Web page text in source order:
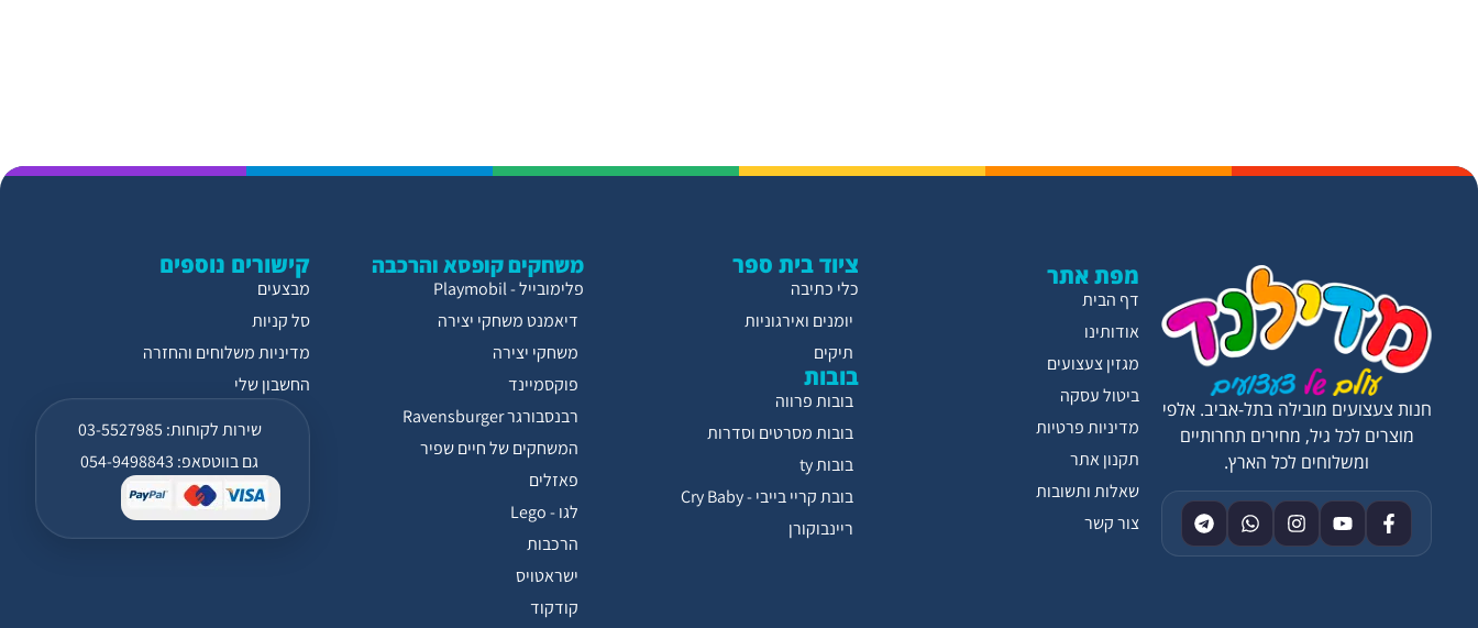
קישורים נוספים
מבצעים
סל קניות
מדיניות משלוחים והחזרה
החשבון שלי
שירות לקוחות: 03-5527985
גם בווטסאפ: 054-9498843
משחקים קופסא והרכבה
פלימובייל - Playmobil
דיאמנט משחקי יצירה
משחקי יצירה
פוקסמיינד
רבנסבורגר Ravensburger
המשחקים של חיים שפיר
פאזלים
לגו - Lego
הרכבות
ישראטויס
קודקוד
ציוד בית ספר
כלי כתיבה
יומנים ואירגוניות
תיקים
בובות
בובות פרווה
בובות מסרטים וסדרות
בובות ty
בובת קריי בייבי - Cry Baby
ריינבוקורן
מפת אתר
דף הבית
אודותינו
מגזין צעצועים
ביטול עסקה
מדיניות פרטיות
תקנון אתר
שאלות ותשובות
צור קשר
חנות צעצועים מובילה בתל-אביב. אלפי
מוצרים לכל גיל, מחירים תחרותיים
ומשלוחים לכל הארץ.